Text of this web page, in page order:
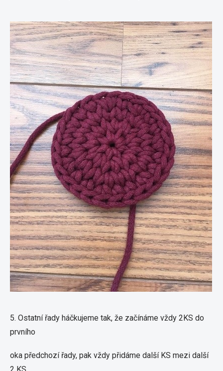
5. Ostatní řady háčkujeme tak, že začínáme vždy 2KS do
prvního
oka předchozí řady, pak vždy přidáme další KS mezi další